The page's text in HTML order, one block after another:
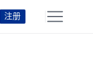
注册